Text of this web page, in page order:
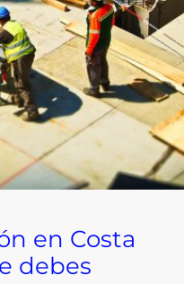
en Costa
debes